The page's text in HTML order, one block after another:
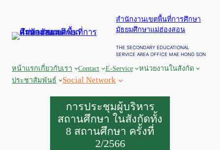
สำนักงานเขตพื้นที่การศึกษา
มัธยมศึกษาแม่ฮ่องสอน
THE SECONDARY EDUCATIONAL
SERVICE AREA OFFICE MAE HONG SON
หน้าแรกเกี่ยวกับเรา Contact E-Service
หน่วยงานในสังกัด
ประชาสัมพันธ์
Social Network
การประชุมผู้บริหาร
สถานศึกษา ในสังกัดทั้ง
8 สถานศึกษา ครั้งที่
2/2566